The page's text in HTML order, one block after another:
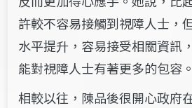
許較不容易接觸到視障人士，
水平提升，容易接受相關資訊
能對視障人士有著更多的包容。
相較以往，陳品後很開心政府